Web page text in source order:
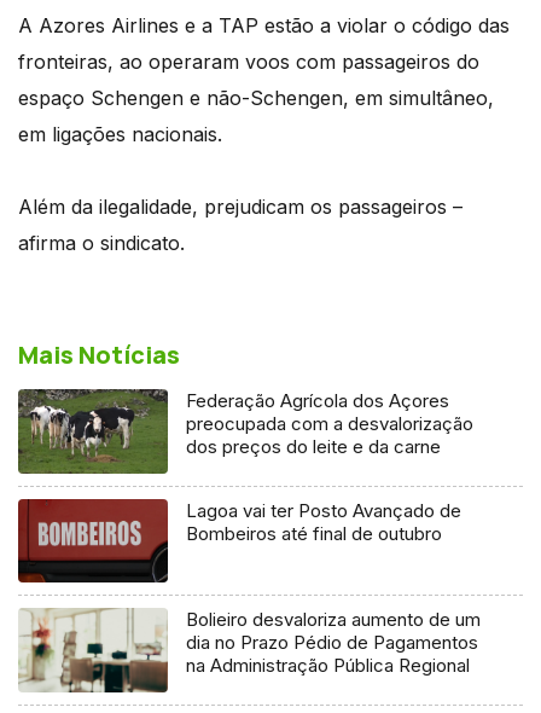
A Azores Airlines e a TAP estão a violar o código das
fronteiras, ao operaram voos com passageiros do
espaço Schengen e não-Schengen, em simultâneo,
em ligações nacionais.
Além da ilegalidade, prejudicam os passageiros –
afirma o sindicato.
Mais Notícias
Federação Agrícola dos Açores
preocupada com a desvalorização
dos preços do leite e da carne
Lagoa vai ter Posto Avançado de
Bombeiros até final de outubro
Bolieiro desvaloriza aumento de um
dia no Prazo Pédio de Pagamentos
na Administração Pública Regional